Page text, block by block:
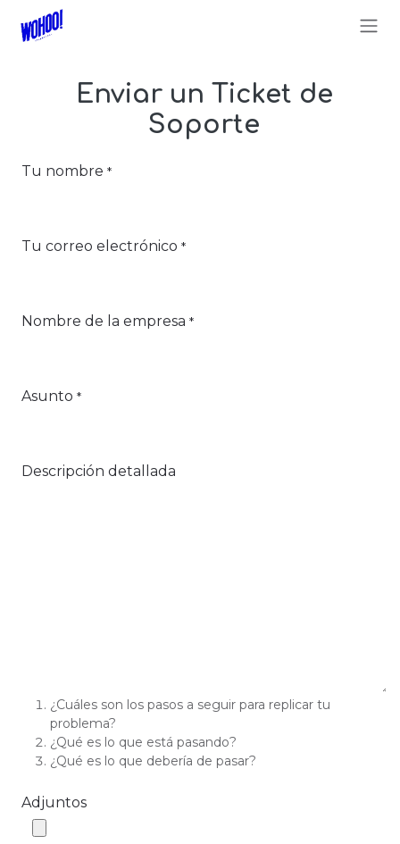
Ir al contenido
Enviar un Ticket de
Soporte
Tu nombre *
Tu correo electrónico *
Nombre de la empresa *
Asunto *
Descripción detallada
¿Cuáles son los pasos a seguir para replicar tu
problema?
¿Qué es lo que está pasando?
¿Qué es lo que debería de pasar?
Adjuntos